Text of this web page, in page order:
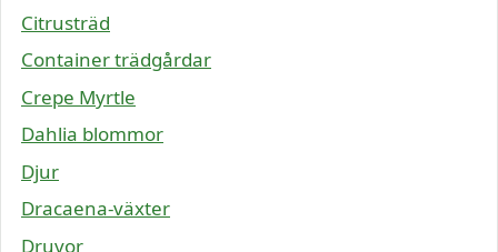
Citrusträd
Container trädgårdar
Crepe Myrtle
Dahlia blommor
Djur
Dracaena-växter
Druvor